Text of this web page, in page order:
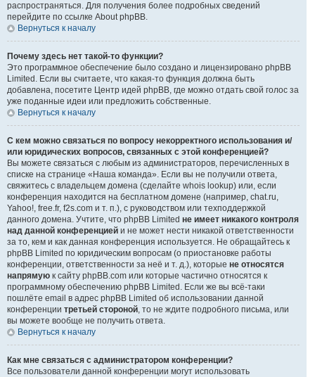
распространяться. Для получения более подробных сведений
перейдите по ссылке About phpBB.
Вернуться к началу
Почему здесь нет такой-то функции?
Это программное обеспечение было создано и лицензировано phpBB
Limited. Если вы считаете, что какая-то функция должна быть
добавлена, посетите Центр идей phpBB, где можно отдать свой голос за
уже поданные идеи или предложить собственные.
Вернуться к началу
С кем можно связаться по вопросу некорректного использования и/
или юридических вопросов, связанных с этой конференцией?
Вы можете связаться с любым из администраторов, перечисленных в
списке на странице «Наша команда». Если вы не получили ответа,
свяжитесь с владельцем домена (сделайте whois lookup) или, если
конференция находится на бесплатном домене (например, chat.ru,
Yahoo!, free.fr, f2s.com и т. п.), с руководством или техподдержкой
данного домена. Учтите, что phpBB Limited не имеет никакого контроля
над данной конференцией и не может нести никакой ответственности
за то, кем и как данная конференция используется. Не обращайтесь к
phpBB Limited по юридическим вопросам (о приостановке работы
конференции, ответственности за неё и т. д.), которые не относятся
напрямую к сайту phpBB.com или которые частично относятся к
программному обеспечению phpBB Limited. Если же вы всё-таки
пошлёте email в адрес phpBB Limited об использовании данной
конференции третьей стороной, то не ждите подробного письма, или
вы можете вообще не получить ответа.
Вернуться к началу
Как мне связаться с администратором конференции?
Все пользователи данной конференции могут использовать